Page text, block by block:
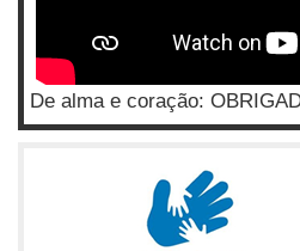
De alma e coração: